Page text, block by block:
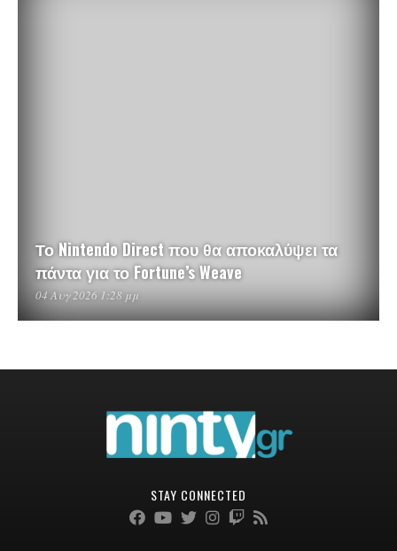
Το Nintendo Direct που θα αποκαλύψει τα
πάντα για το Fortune’s Weave
04 Αυγ 2026 1:28 μμ
STAY CONNECTED